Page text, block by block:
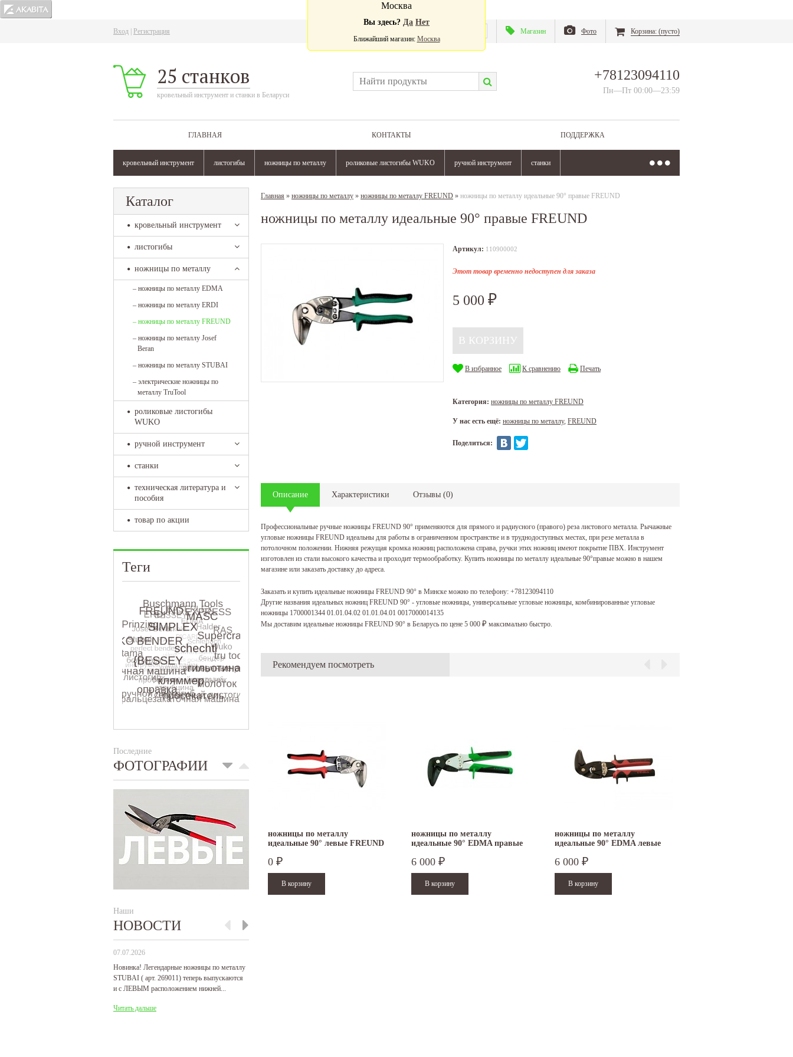
Вход Регистрация Магазин Фото Корзина: (пусто)
25 станков
кровельный инструмент и станки в Беларуси
+78123094110
Пн—Пт 00:00—23:59
ГЛАВНАЯ КОНТАКТЫ ПОДДЕРЖКА
кровельный инструмент листогибы ножницы по металлу роликовые листогибы WUKO ручной инструмент станки
Москва
Вы здесь? Да Нет
Ближайший магазин: Москва
Каталог
кровельный инструмент
листогибы
ножницы по металлу
– ножницы по металлу EDMA
– ножницы по металлу ERDI
– ножницы по металлу FREUND
– ножницы по металлу Josef
Beran
– ножницы по металлу STUBAI
– электрические ножницы по
металлу TruTool
роликовые листогибы
WUKO
ручной инструмент
станки
техническая литература и
пособия
товар по акции
Теги
Последние
ФОТОГРАФИИ
Наши
НОВОСТИ
07.07.2026
Новинка! Легендарные ножницы по металлу
STUBAI ( арт. 269011) теперь выпускаются
и с ЛЕВЫМ расположением нижней...
Читать дальше
Главная » ножницы по металлу » ножницы по металлу FREUND » ножницы по металлу идеальные 90° правые FREUND
ножницы по металлу идеальные 90° правые FREUND
Артикул: 110900002
Этот товар временно недоступен для заказа
5 000 ₽
В избранное К сравнению Печать
Категория: ножницы по металлу FREUND
У нас есть ещё: ножницы по металлу, FREUND
Поделиться:
Описание Характеристики Отзывы (0)
Профессиональные ручные ножницы FREUND 90° применяются для прямого и радиусного (правого) реза листового металла. Рычажные
угловые ножницы FREUND идеальны для работы в ограниченном пространстве и в труднодоступных местах, при резе металла в
потолочном положении. Нижняя режущая кромка ножниц расположена справа, ручки этих ножниц имеют покрытие ПВХ. Инструмент
изготовлен из стали высокого качества и проходит термообработку. Купить ножницы по металлу идеальные 90°правые можно в нашем
магазине или заказать доставку до адреса.
Заказать и купить идеальные ножницы FREUND 90° в Минске можно по телефону: +78123094110
Другие названия идеальных ножниц FREUND 90° - угловые ножницы, универсальные угловые ножницы, комбинированные угловые
ножницы 1700001344 01.01.04.02 01.01.04.01 0017000014135
Мы доставим идеальные ножницы FREUND 90° в Беларусь по цене 5 000 ₽ максимально быстро.
Рекомендуем посмотреть
ножницы по металлу
идеальные 90° левые FREUND
0 ₽
ножницы по металлу
идеальные 90° EDMA правые
6 000 ₽
ножницы по металлу
идеальные 90° EDMA левые
6 000 ₽